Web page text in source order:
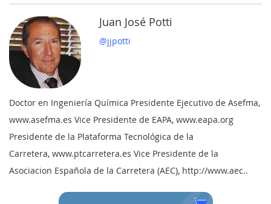
Juan José Potti
@jjpotti
Doctor en Ingeniería Química Presidente Ejecutivo de Asefma,
www.asefma.es Vice Presidente de EAPA, www.eapa.org
Presidente de la Plataforma Tecnológica de la
Carretera, www.ptcarretera.es Vice Presidente de la
Asociacion Española de la Carretera (AEC), http://www.aec..